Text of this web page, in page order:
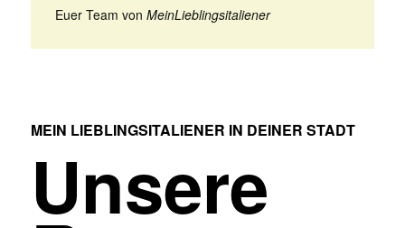
Euer Team von MeinLieblingsitaliener
MEIN LIEBLINGSITALIENER IN DEINER STADT
Unsere